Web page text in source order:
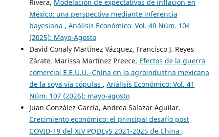
Rivera, Modelación de expectativas de inflación en
México: una perspectiva mediante inferencia
bayesiana , Análisis Económico: Vol. 40 Núm. 104
(2025): Mayo-Agosto
David Conaly Martínez Vázquez, Francisco J. Reyes
Zárate, Marissa Martínez Preece, Efectos de la guerra
comercial E.E.U.U.–China en la agroindustria mexicana
de la soya vía cópulas , Análisis Económico: Vol. 41
Núm. 107 (2026): mayo-agosto
Juan González García, Andrea Salazar Aguilar,
Crecimiento económico: el principal desafío post
COVID-19 del XIV PQDEyS 2021-2025 de China ,